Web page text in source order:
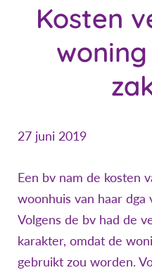
Kosten
27 juni 2019
Een bv nam de kosten
woonhuis van haar dga
Volgens de bv had de
karakter, omdat de
gebruikt zou worden.